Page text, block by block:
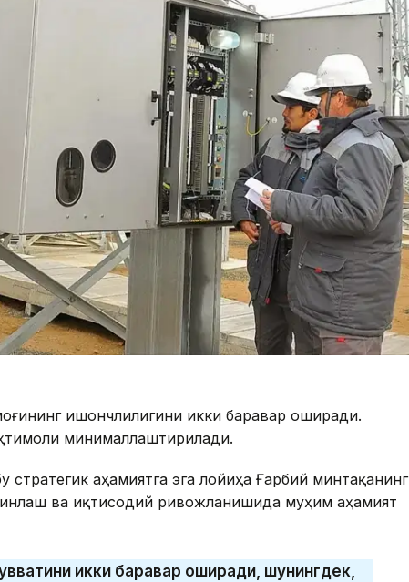
ишончлилигини икки баравар оширади.
минималлаштирилади.
аҳамиятга эга лойиҳа Ғарбий минтақанинг
ва иқтисодий ривожланишида муҳим аҳамият
икки баравар оширади, шунингдек,